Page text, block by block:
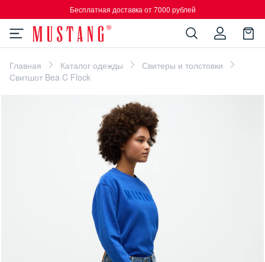
Бесплатная доставка от 7000 рублей
Главная Каталог одежды
Свитеры и толстовки
Свитшот Bea C Flock